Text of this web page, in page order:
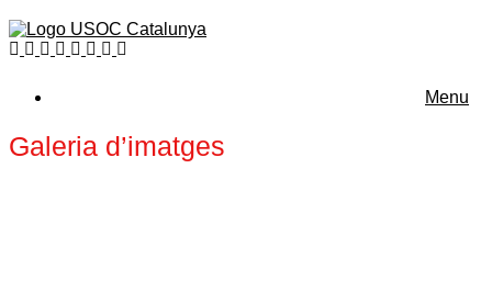
Menu
Galeria d’imatges